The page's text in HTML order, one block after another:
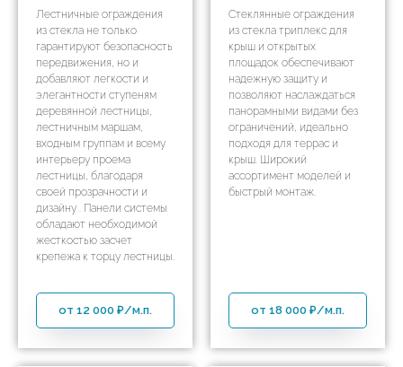
Лестничные ограждения
из стекла не только
гарантируют безопасность
передвижения, но и
добавляют легкости и
элегантности ступеням
деревянной лестницы,
лестничным маршам,
входным группам и всему
интерьеру проема
лестницы, благодаря
своей прозрачности и
дизайну . Панели системы
обладают необходимой
жесткостью засчет
крепежа к торцу лестницы.
от 12 000 ₽/м.п.
Стеклянные ограждения
из стекла триплекс для
крыш и открытых
площадок обеспечивают
надежную защиту и
позволяют наслаждаться
панорамными видами без
ограничений, идеально
подходя для террас и
крыш. Широкий
ассортимент моделей и
быстрый монтаж.
от 18 000 ₽/м.п.